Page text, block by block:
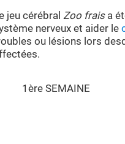
jeu cérébral Zoo fraisa
nerveux et aider le
ou lésions lors
1ère SEMAINE